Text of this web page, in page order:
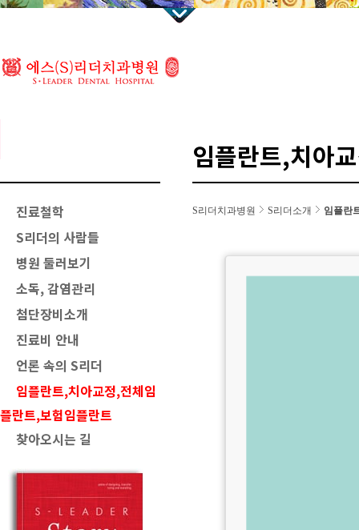
진료철학
S리더의 사람들
병원 둘러보기
소독, 감염관리
첨단장비소개
진료비 안내
언론 속의 S리더
임플란트,치아교정,전체임
플란트,보험임플란트
찾아오시는 길
임플란트,치아
S리더치과병원 S리더소개 임플란